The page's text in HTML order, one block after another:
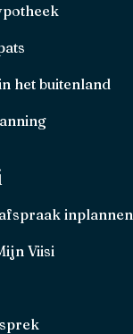
het buitenland
inplannen
Viisi